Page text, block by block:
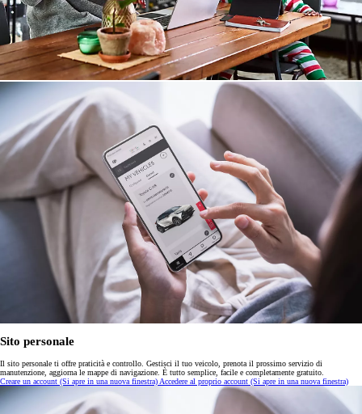
Sito personale
Il sito personale ti offre praticità e controllo. Gestisci il tuo veicolo, prenota il prossimo servizio di
manutenzione, aggiorna le mappe di navigazione. È tutto semplice, facile e completamente gratuito.
Creare un account (Si apre in una nuova finestra) Accedere al proprio account (Si apre in una nuova finestra)